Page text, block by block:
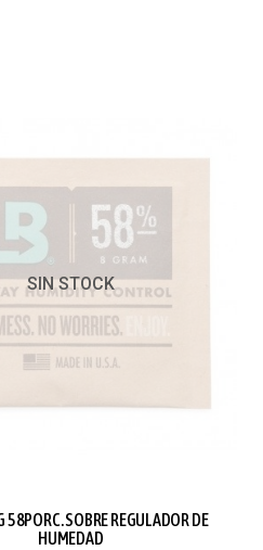
SIN STOCK
58PORC. SOBRE REGULADOR DE
HUMEDAD